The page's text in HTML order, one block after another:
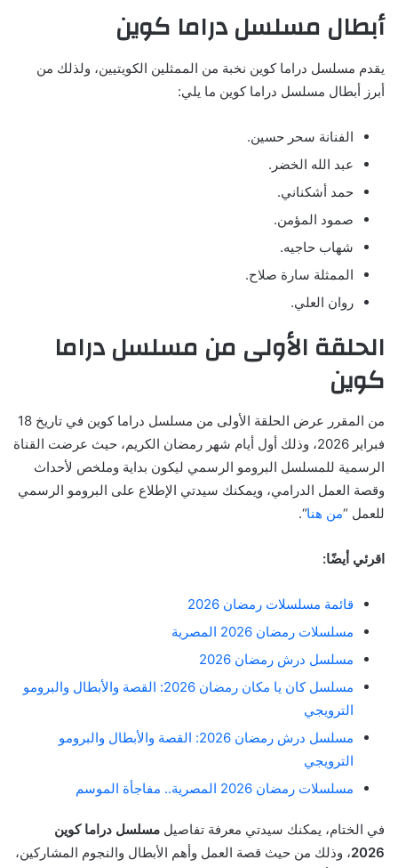
أبطال مسلسل دراما كوين
يقدم مسلسل دراما كوين نخبة من الممثلين الكويتيين، ولذلك من
أبرز أبطال مسلسل دراما كوين ما يلي:
الفنانة سحر حسين.
عبد الله الخضر.
حمد أشكناني.
صمود المؤمن.
شهاب حاجيه.
الممثلة سارة صلاح.
روان العلي.
الحلقة الأولى من مسلسل دراما
كوين
من المقرر عرض الحلقة الأولى من مسلسل دراما كوين في تاريخ 18
فبراير 2026، وذلك أول أيام شهر رمضان الكريم، حيث عرضت القناة
الرسمية للمسلسل البرومو الرسمي ليكون بداية وملخص لأحداث
وقصة العمل الدرامي، ويمكنك سيدتي الإطلاع على البرومو الرسمي
للعمل “من هنا“.
اقرئي أيضًا:
قائمة مسلسلات رمضان 2026
مسلسلات رمضان 2026 المصرية
مسلسل درش رمضان 2026
مسلسل كان يا مكان رمضان 2026: القصة والأبطال والبرومو
الترويجي
مسلسل درش رمضان 2026: القصة والأبطال والبرومو
الترويجي
مسلسلات رمضان 2026 المصرية.. مفاجأة الموسم
في الختام، يمكنك سيدتي معرفة تفاصيل مسلسل دراما كوين
2026، وذلك من حيث قصة العمل وأهم الأبطال والنجوم المشاركين،